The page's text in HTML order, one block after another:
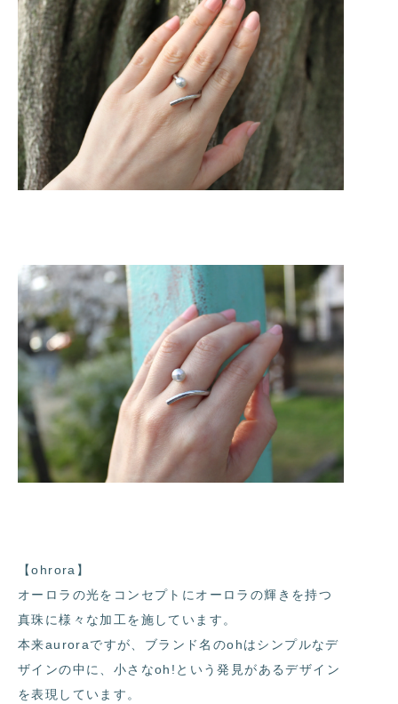
【ohrora】
オーロラの光をコンセプトにオーロラの輝きを持つ
真珠に様々な加工を施しています。
本来auroraですが、ブランド名のohはシンプルなデ
ザインの中に、小さなoh!という発見があるデザイン
を表現しています。